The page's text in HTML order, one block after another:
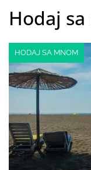
Hodaj
HODAJ SA MNOM